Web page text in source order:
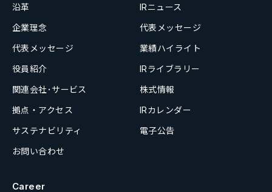
沿革
企業理念
代表メッセージ
役員紹介
関連会社･サービス
拠点・アクセス
サステナビリティ
お問い合わせ
IRニュース
代表メッセージ
業績ハイライト
IRライブラリー
株式情報
IRカレンダー
電子公告
Career